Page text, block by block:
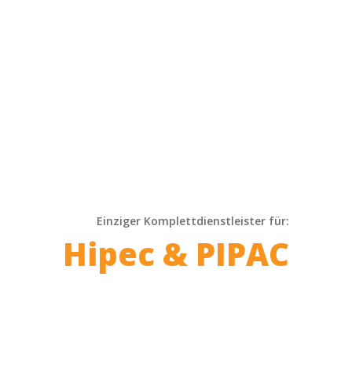
Einziger Komplettdienstleister für:
Hipec & PIPAC